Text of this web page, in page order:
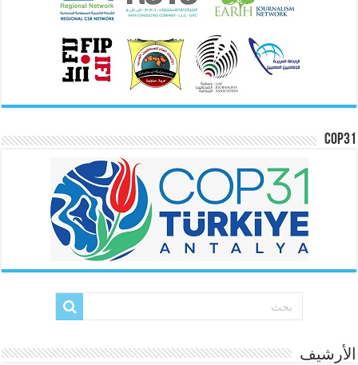
COP31
الأرشيف